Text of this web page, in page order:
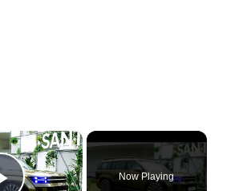
×
Now Playing